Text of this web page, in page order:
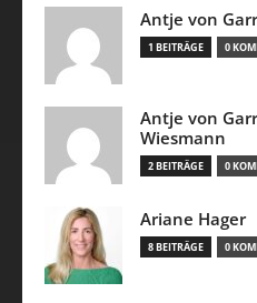
Antje von
1 BEITRÄGE 0
Antje von
Wiesmann
2 BEITRÄGE 0
Ariane Hager
8 BEITRÄGE 0